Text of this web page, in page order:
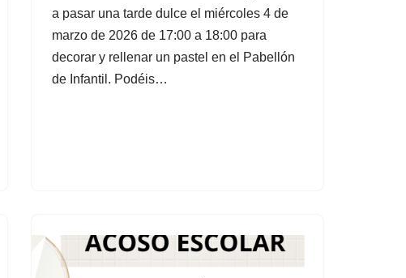
a pasar una tarde dulce el miércoles 4 de
marzo de 2026 de 17:00 a 18:00 para
decorar y rellenar un pastel en el Pabellón
de Infantil. Podéis…